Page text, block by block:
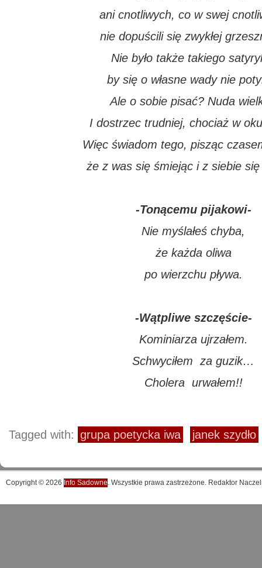
ani cnotliwych, co w swej
nie dopuścili się zwykłej
Nie było także takiego
by się o własne wady nie
Ale o sobie pisać? Nuda
I dostrzec trudniej, chociaż w
Więc świadom tego, pisząc
że z was się śmiejąc i z siebie
-Tonącemu pijakowi-
Nie myślałeś chyba,
że każda oliwa
po wierzchu pływa.
-Wątpliwe szczęście-
Kominiarza ujrzałem.
Schwyciłem za guzik…
Cholera urwałem!!
Tagged with: grupa poetycka iwa janek szydło
Copyright © 2026 Info Sadowne. Wszystkie prawa zastrzeżone. Redaktor